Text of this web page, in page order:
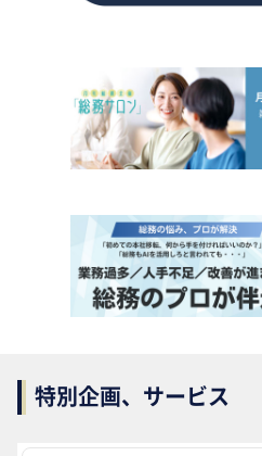
特別企画、サービス